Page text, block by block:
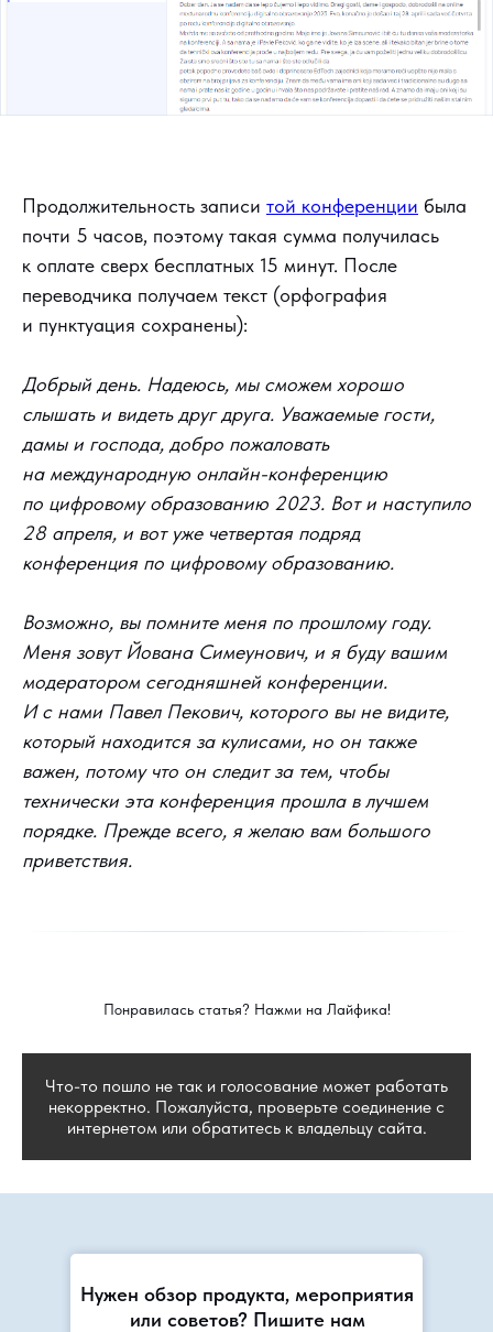
Продолжительность записи той конференции была
почти 5 часов, поэтому такая сумма получилась
к оплате сверх бесплатных 15 минут. После
переводчика получаем текст (орфография
и пунктуация сохранены):
Добрый день. Надеюсь, мы сможем хорошо
слышать и видеть друг друга. Уважаемые гости,
дамы и господа, добро пожаловать
на международную онлайн-конференцию
по цифровому образованию 2023. Вот и наступило
28 апреля, и вот уже четвертая подряд
конференция по цифровому образованию.
Возможно, вы помните меня по прошлому году.
Меня зовут Йована Симеунович, и я буду вашим
модератором сегодняшней конференции.
И с нами Павел Пекович, которого вы не видите,
который находится за кулисами, но он также
важен, потому что он следит за тем, чтобы
технически эта конференция прошла в лучшем
порядке. Прежде всего, я желаю вам большого
приветствия.
Понравилась статья? Нажми на Лайфика!
Что-то пошло не так и голосование может работать
некорректно. Пожалуйста, проверьте соединение с
интернетом или обратитесь к владельцу сайта.
Нужен обзор продукта, мероприятия
или советов? Пишите нам